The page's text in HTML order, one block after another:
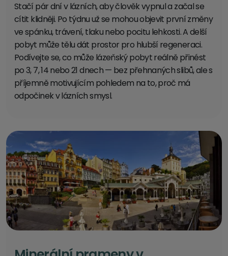
Stačí pár dní v lázních, aby člověk vypnul a začal se
cítit klidněji. Po týdnu už se mohou objevit první změny
ve spánku, trávení, tlaku nebo pocitu lehkosti. A delší
pobyt může tělu dát prostor pro hlubší regeneraci.
Podívejte se, co může lázeňský pobyt reálně přinést
po 3, 7, 14 nebo 21 dnech — bez přehnaných slibů, ale s
příjemně motivujícím pohledem na to, proč má
odpočinek v lázních smysl.